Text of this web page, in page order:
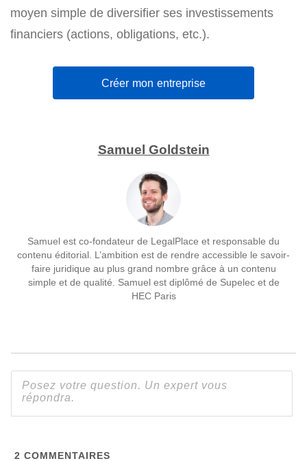
moyen simple de diversifier ses investissements
financiers (actions, obligations, etc.).
Créer mon entreprise
Samuel Goldstein
Samuel est co-fondateur de LegalPlace et responsable du
contenu éditorial. L’ambition est de rendre accessible le savoir-
faire juridique au plus grand nombre grâce à un contenu
simple et de qualité. Samuel est diplômé de Supelec et de
HEC Paris
2 COMMENTAIRES